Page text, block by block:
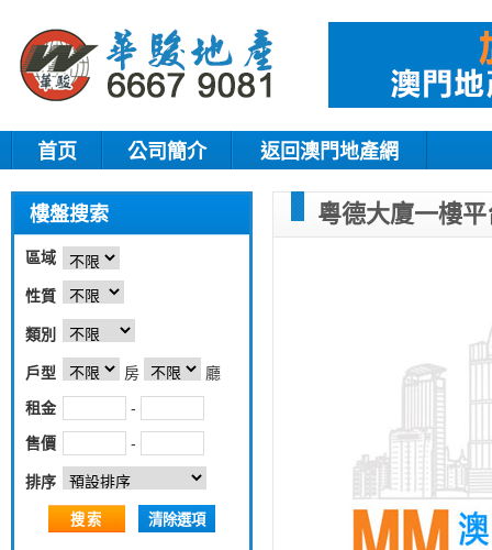
首页 公司簡介 返回澳門地產網
樓盤搜索
區域
性質
類別
戶型 房
廳
租金
-
售價
-
排序
搜索 清除選項
粵德大廈一樓平